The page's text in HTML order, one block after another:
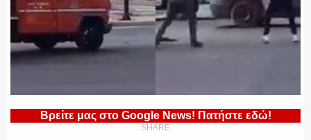
ΕΚΑΜ
ΥΑΤ/ΥΜΕΤ
Βρείτε μας στο Google News! Πατήστε εδώ!
SHARE